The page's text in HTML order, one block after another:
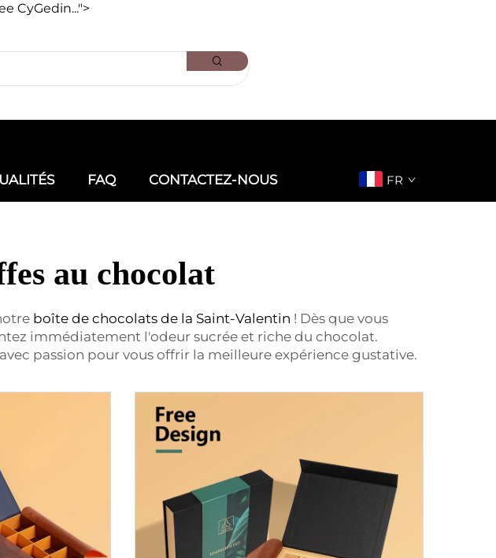
CyGedin...">
FAQ CONTACTEZ-NOUS FR
au chocolat
boîte de chocolats de la Saint-Valentin ! Dès que vous
immédiatement l'odeur sucrée et riche du chocolat.
passion pour vous offrir la meilleure expérience gustative.